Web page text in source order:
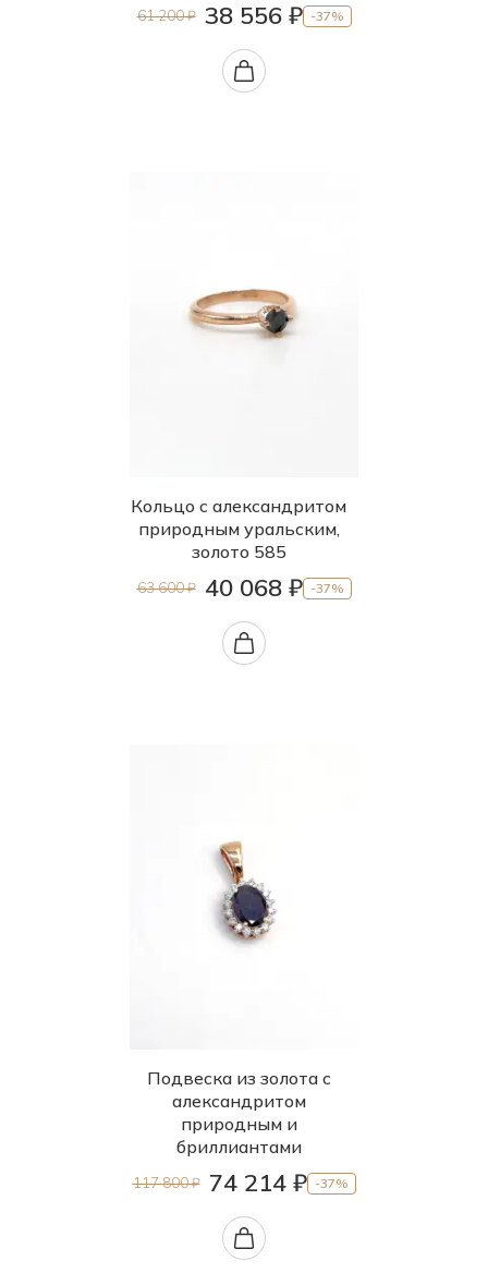
61 200 ₽ 38 556 ₽ -37%
Кольцо с александритом
природным уральским,
золото 585
63 600 ₽ 40 068 ₽ -37%
Подвеска из золота с
александритом
природным и
бриллиантами
117 800 ₽ 74 214 ₽ -37%